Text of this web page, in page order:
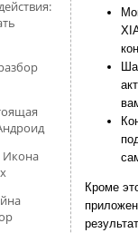
Кроме
Икона